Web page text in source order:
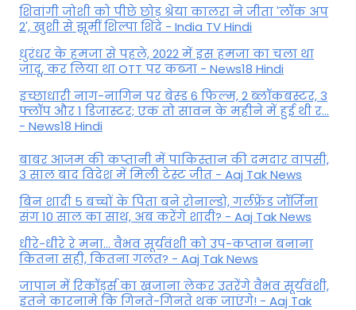
शिवांगी जोशी को पीछे छोड़ श्रेया कालरा ने जीता 'लॉक अप
2', खुशी से झूमीं शिल्पा शिंदे - India TV Hindi
धुरंधर के हमजा से पहले, 2022 में इस हमजा का चला था
जादू, कर लिया था OTT पर कब्जा - News18 Hindi
इच्छाधारी नाग-नागिन पर बेस्ड 6 फिल्म, 2 ब्लॉकबस्टर, 3
फ्लॉप और 1 डिजास्टर; एक तो सावन के महीने में हुई थी र...
- News18 Hindi
बाबर आजम की कप्तानी में पाकिस्तान की दमदार वापसी,
3 साल बाद विदेश में मिली टेस्ट जीत - Aaj Tak News
बिन शादी 5 बच्चों के पिता बने रोनाल्डो, गर्लफ्रेंड जॉर्जिना
संग 10 साल का साथ, अब करेंगे शादी? - Aaj Tak News
धीरे-धीरे रे मना… वैभव सूर्यवंशी को उप-कप्तान बनाना
कितना सही, कितना गलत? - Aaj Tak News
जापान में रिकॉर्ड्स का खजाना लेकर उतरेंगे वैभव सूर्यवंशी,
इतने कारनामे कि गिनते-गिनते थक जाएंगे! - Aaj Tak